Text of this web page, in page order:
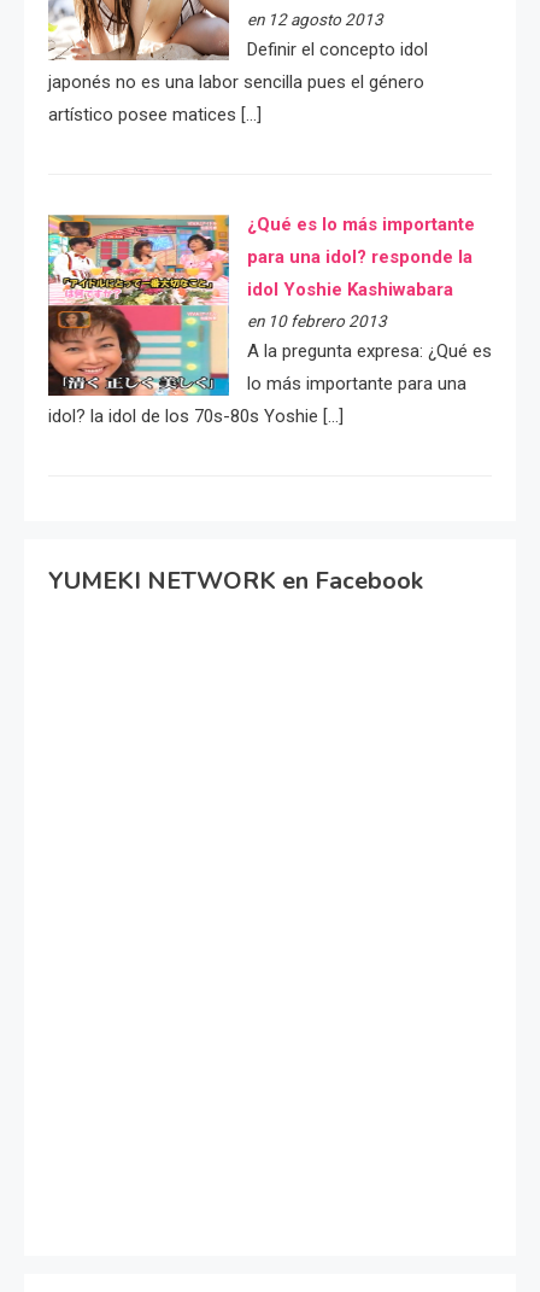
en 12 agosto 2013
Definir el concepto idol
japonés no es una labor sencilla pues el género
artístico posee matices […]
¿Qué es lo más importante
para una idol? responde la
idol Yoshie Kashiwabara
en 10 febrero 2013
A la pregunta expresa: ¿Qué es
lo más importante para una
idol? la idol de los 70s-80s Yoshie […]
YUMEKI NETWORK en Facebook